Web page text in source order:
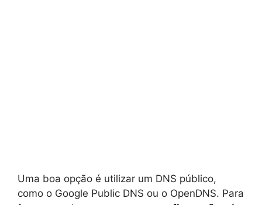
Uma boa opção é utilizar um DNS público,
como o Google Public DNS ou o OpenDNS. Para